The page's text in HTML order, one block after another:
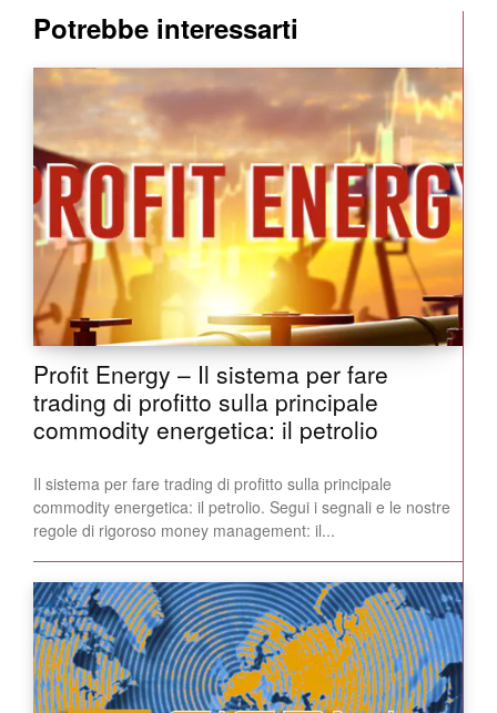
Potrebbe interessarti
Profit Energy – Il sistema per fare
trading di profitto sulla principale
commodity energetica: il petrolio
Il sistema per fare trading di profitto sulla principale
commodity energetica: il petrolio. Segui i segnali e le nostre
regole di rigoroso money management: il...